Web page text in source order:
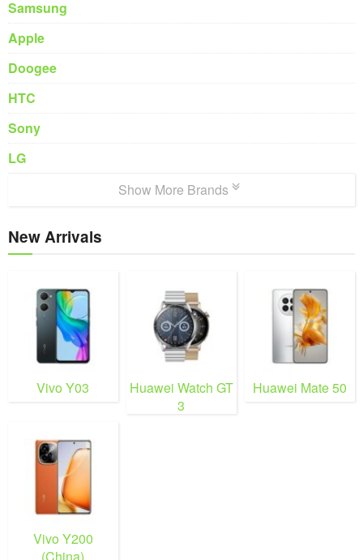
Samsung
Apple
Doogee
HTC
Sony
LG
Show More Brands
New Arrivals
Vivo Y03
Huawei Watch GT
3
Huawei Mate 50
Vivo Y200